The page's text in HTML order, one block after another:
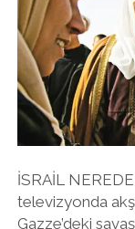
İSRAİL NEREDE
televizyonda
Gazze’deki